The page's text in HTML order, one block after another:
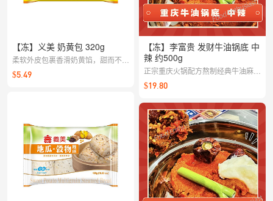
【冻】义美 奶黄包 320g
柔软外皮包裹香滑奶黄馅，甜而不腻
的经典口味；蒸一蒸就能拥有暖心点
心，下午茶与早餐都合适。
$5.49
【冻】李富贵 发财牛油锅底 中
辣 约500g
正宗重庆火锅配方熬制经典牛油麻辣
锅底
$19.80